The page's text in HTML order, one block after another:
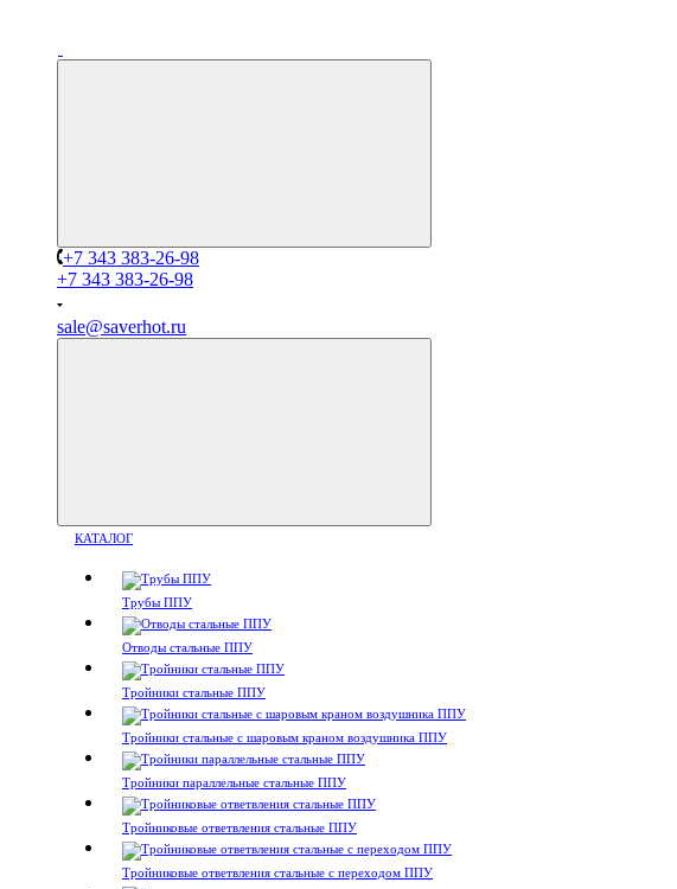
+7 343 383-26-98
+7 343 383-26-98
sale@saverhot.ru
КАТАЛОГ
Трубы ППУ
Отводы стальные ППУ
Тройники стальные ППУ
Тройники стальные с шаровым краном воздушника ППУ
Тройники параллельные стальные ППУ
Тройниковые ответвления стальные ППУ
Тройниковые ответвления стальные с переходом ППУ